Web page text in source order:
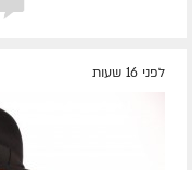
לפני 16 שעות